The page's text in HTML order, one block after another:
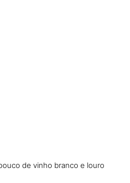
de vinho branco e louro